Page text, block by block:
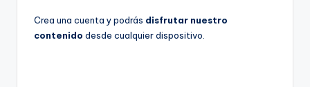
Crea una cuenta y podrás disfrutar nuestro
contenido desde cualquier dispositivo.